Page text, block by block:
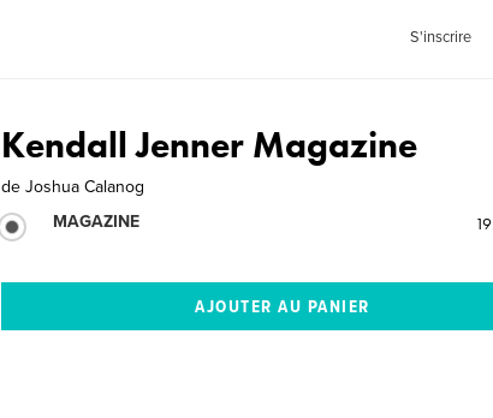
S'inscrire
Kendall Jenner Magazine
de Joshua Calanog
MAGAZINE